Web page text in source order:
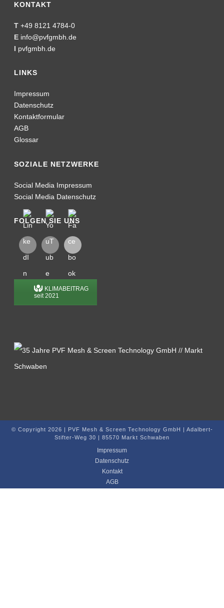
KONTAKT
T +49 8121 4784-0
E info@pvfgmbh.de
I pvfgmbh.de
LINKS
Impressum
Datenschutz
Kontaktformular
AGB
Glossar
SOZIALE NETZWERKE
Social Media Impressum
Social Media Datenschutz
FOLGEN SIE UNS
KLIMABEITRAG
seit 2021
© Copyright 2026 | PVF Mesh & Screen Technology GmbH | Adalbert-
Stifter-Weg 30 | 85570 Markt Schwaben
Impressum
Datenschutz
Kontakt
AGB